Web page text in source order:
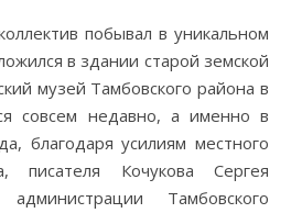
в здании старой земской
музей Тамбовского района в
совсем недавно, а именно в
благодаря усилиям местного
писателя Кочукова Сергея
Тамбовского